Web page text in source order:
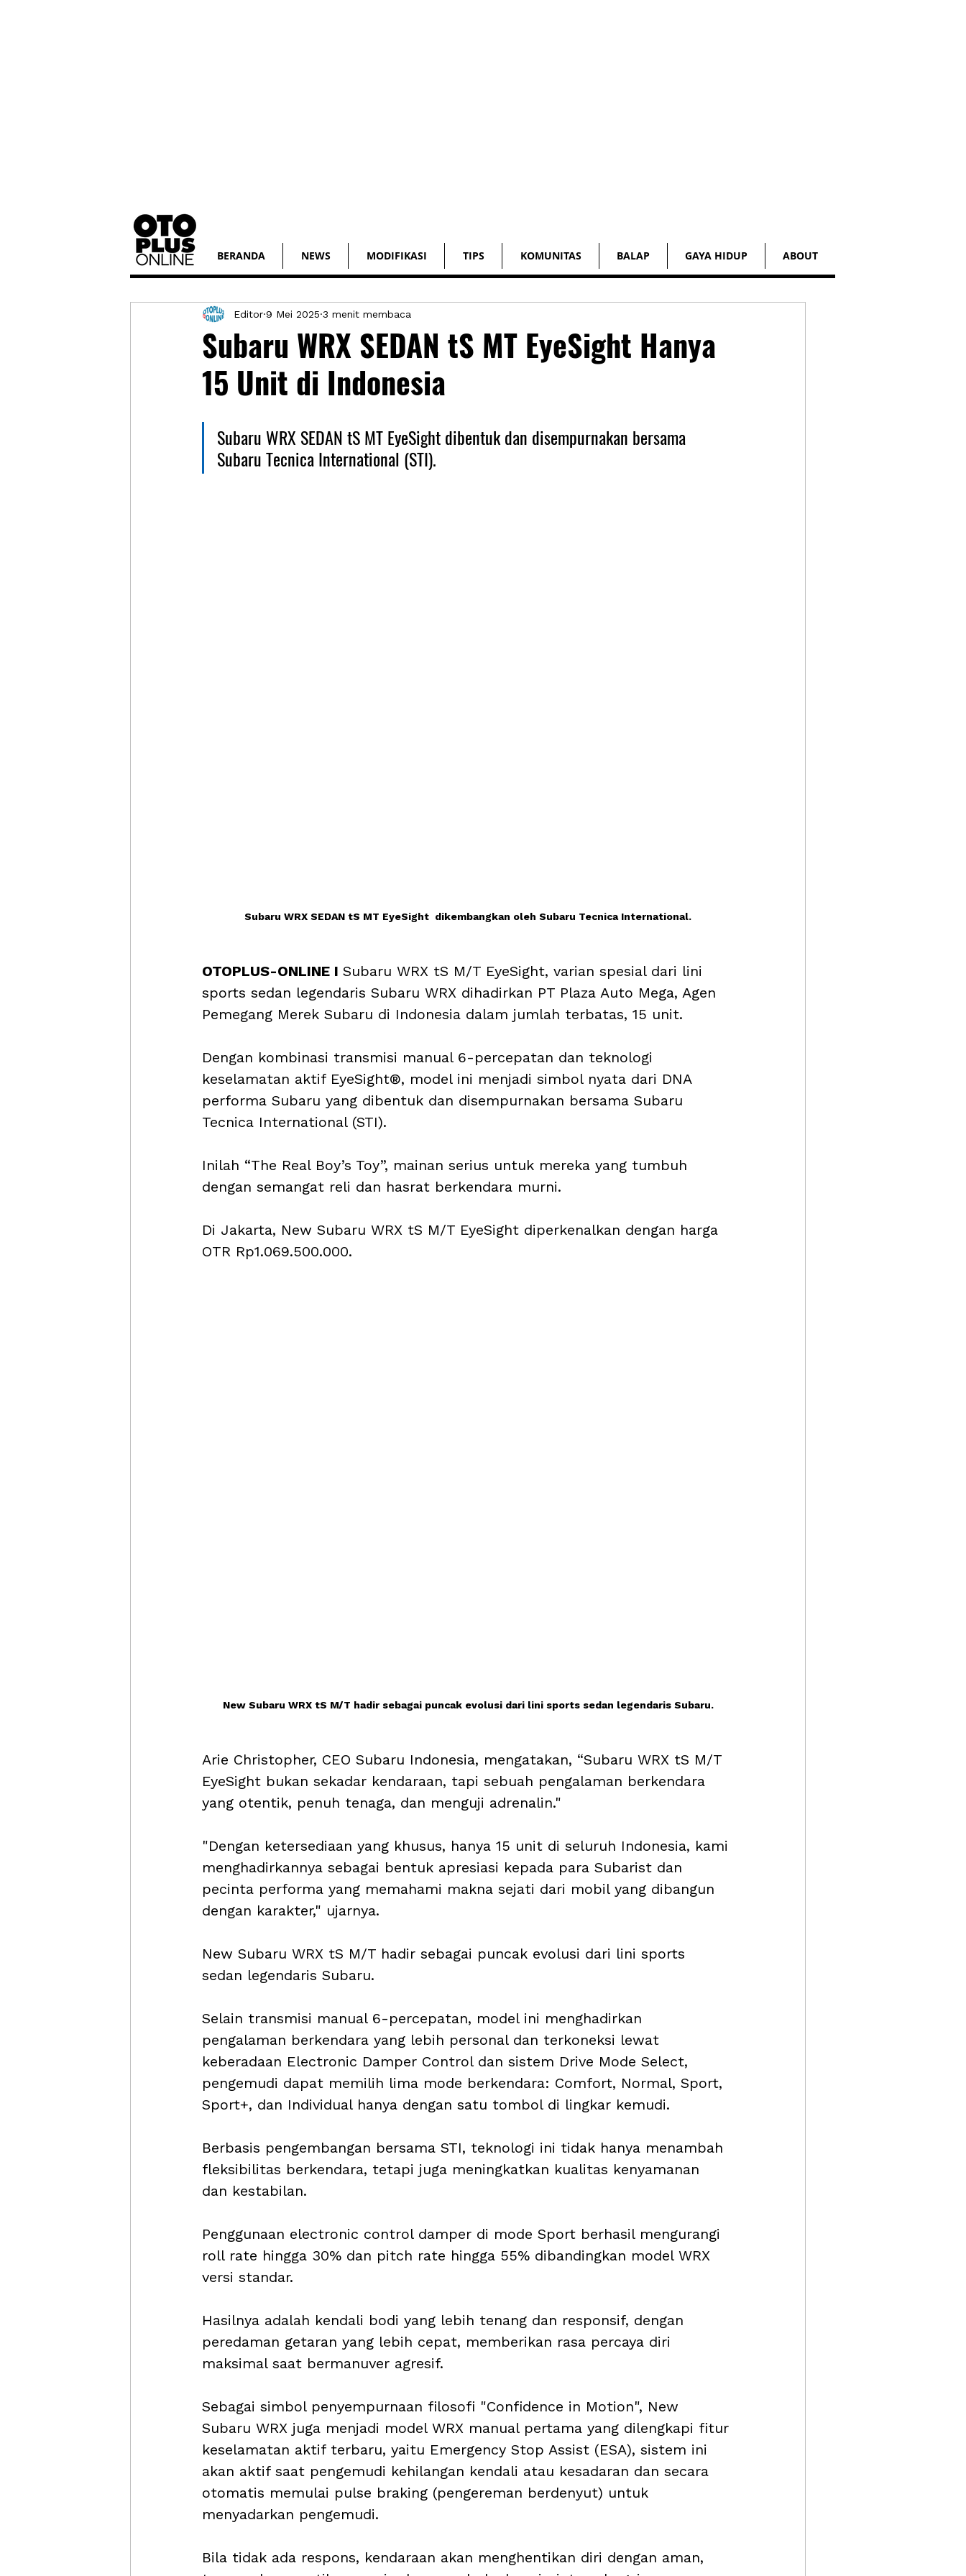
BERANDA NEWS MODIFIKASI TIPS KOMUNITAS BALAP GAYA HIDUP ABOUT
Subaru WRX SEDAN tS MT EyeSight Hanya
15 Unit di Indonesia
Editor 9 Mei 2025 3 menit membaca
Subaru WRX SEDAN tS MT EyeSight dibentuk dan disempurnakan bersama
Subaru Tecnica International (STI).
Subaru WRX SEDAN tS MT EyeSight  dikembangkan oleh Subaru Tecnica International.
OTOPLUS-ONLINE I Subaru WRX tS M/T EyeSight, varian spesial dari lini
sports sedan legendaris Subaru WRX dihadirkan PT Plaza Auto Mega, Agen
Pemegang Merek Subaru di Indonesia dalam jumlah terbatas, 15 unit.
Dengan kombinasi transmisi manual 6-percepatan dan teknologi
keselamatan aktif EyeSight®, model ini menjadi simbol nyata dari DNA
performa Subaru yang dibentuk dan disempurnakan bersama Subaru
Tecnica International (STI).
Inilah “The Real Boy’s Toy”, mainan serius untuk mereka yang tumbuh
dengan semangat reli dan hasrat berkendara murni.
Di Jakarta, New Subaru WRX tS M/T EyeSight diperkenalkan dengan harga
OTR Rp1.069.500.000.
New Subaru WRX tS M/T hadir sebagai puncak evolusi dari lini sports sedan legendaris Subaru.
Arie Christopher, CEO Subaru Indonesia, mengatakan, “Subaru WRX tS M/T
EyeSight bukan sekadar kendaraan, tapi sebuah pengalaman berkendara
yang otentik, penuh tenaga, dan menguji adrenalin."
"Dengan ketersediaan yang khusus, hanya 15 unit di seluruh Indonesia, kami
menghadirkannya sebagai bentuk apresiasi kepada para Subarist dan
pecinta performa yang memahami makna sejati dari mobil yang dibangun
dengan karakter," ujarnya.
New Subaru WRX tS M/T hadir sebagai puncak evolusi dari lini sports
sedan legendaris Subaru.
Selain transmisi manual 6-percepatan, model ini menghadirkan
pengalaman berkendara yang lebih personal dan terkoneksi lewat
keberadaan Electronic Damper Control dan sistem Drive Mode Select,
pengemudi dapat memilih lima mode berkendara: Comfort, Normal, Sport,
Sport+, dan Individual hanya dengan satu tombol di lingkar kemudi.
Berbasis pengembangan bersama STI, teknologi ini tidak hanya menambah
fleksibilitas berkendara, tetapi juga meningkatkan kualitas kenyamanan
dan kestabilan.
Penggunaan electronic control damper di mode Sport berhasil mengurangi
roll rate hingga 30% dan pitch rate hingga 55% dibandingkan model WRX
versi standar.
Hasilnya adalah kendali bodi yang lebih tenang dan responsif, dengan
peredaman getaran yang lebih cepat, memberikan rasa percaya diri
maksimal saat bermanuver agresif.
Sebagai simbol penyempurnaan filosofi "Confidence in Motion", New
Subaru WRX juga menjadi model WRX manual pertama yang dilengkapi fitur
keselamatan aktif terbaru, yaitu Emergency Stop Assist (ESA), sistem ini
akan aktif saat pengemudi kehilangan kendali atau kesadaran dan secara
otomatis memulai pulse braking (pengereman berdenyut) untuk
menyadarkan pengemudi.
Bila tidak ada respons, kendaraan akan menghentikan diri dengan aman,